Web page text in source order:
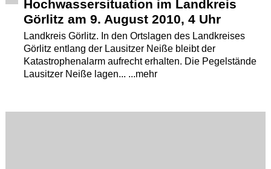
Hochwassersituation im Landkreis
Görlitz am 9. August 2010, 4 Uhr
Landkreis Görlitz. In den Ortslagen des Landkreises
Görlitz entlang der Lausitzer Neiße bleibt der
Katastrophenalarm aufrecht erhalten. Die Pegelstände
Lausitzer Neiße lagen... ...mehr